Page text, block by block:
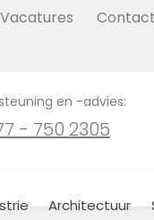
Vacatures Contact
en -advies:
- 750 2305
Architectuur